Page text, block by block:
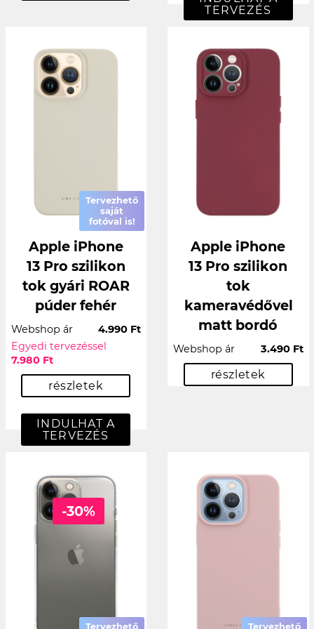
TERVEZÉS
Tervezhető
saját
fotóval is!
Apple iPhone
13 Pro szilikon
tok gyári ROAR
púder fehér
Webshop ár
4.990 Ft
Egyedi tervezéssel
7.980 Ft
részletek
INDULHAT A
TERVEZÉS
Apple iPhone
13 Pro szilikon
tok
kameravédővel
matt bordó
Webshop ár 3.490 Ft
részletek
-30%
Tervezhető
Tervezhető